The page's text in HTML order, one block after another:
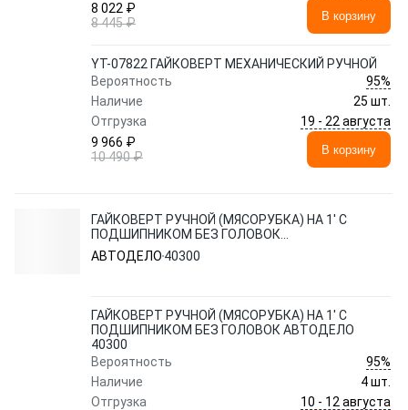
8 022 ₽
8 445 ₽
В корзину
YT-07822 ГАЙКОВЕРТ МЕХАНИЧЕСКИЙ РУЧНОЙ
Вероятность
95%
Наличие
25 шт.
Отгрузка
19 - 22 августа
9 966 ₽
10 490 ₽
В корзину
ГАЙКОВЕРТ РУЧНОЙ (МЯСОРУБКА) НА 1' С
ПОДШИПНИКОМ БЕЗ ГОЛОВОК
АВТОДЕЛО 40300
АВТОДЕЛО 40300
ГАЙКОВЕРТ РУЧНОЙ (МЯСОРУБКА) НА 1' С
ПОДШИПНИКОМ БЕЗ ГОЛОВОК АВТОДЕЛО
40300
Вероятность
95%
Наличие
4 шт.
Отгрузка
10 - 12 августа